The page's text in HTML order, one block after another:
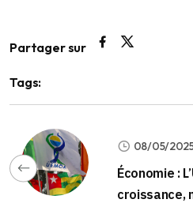
Partager sur
Tags:
08/05/
Économie :
croissance,